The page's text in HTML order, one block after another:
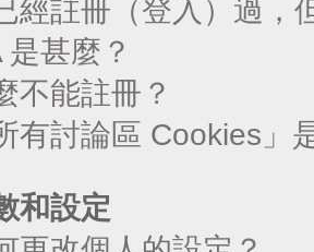
經註冊（登入）過，
甚麼？
不能註冊？
有討論區 Cookies」
和設定